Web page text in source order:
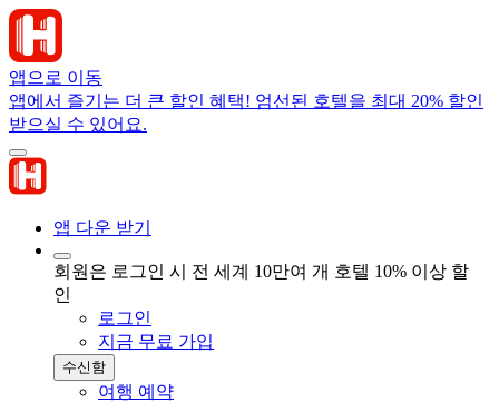
앱으로 이동
앱에서 즐기는 더 큰 할인 혜택! 엄선된 호텔을 최대 20% 할인
받으실 수 있어요.
앱 다운 받기
회원은 로그인 시 전 세계 10만여 개 호텔 10% 이상 할
인
로그인
지금 무료 가입
수신함
여행 예약